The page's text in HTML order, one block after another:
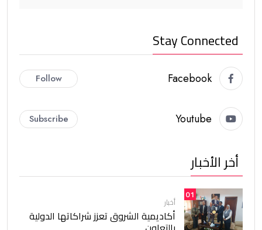
Stay Connected
Facebook
Follow
Youtube
Subscribe
أخر الأخبار
01
أخبار
أكاديمية الشروق تعزز شراكاتها الدولية